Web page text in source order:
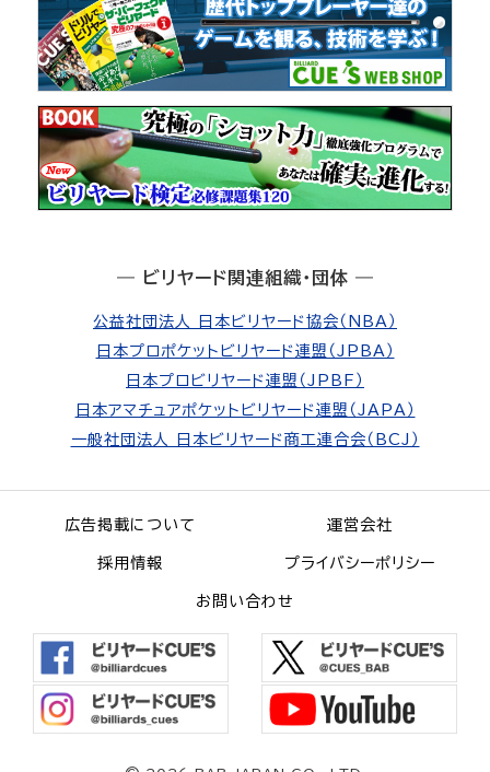
― ビリヤード関連組織・団体 ―
公益社団法人 日本ビリヤード協会（NBA）
日本プロポケットビリヤード連盟（JPBA）
日本プロビリヤード連盟（JPBF）
日本アマチュアポケットビリヤード連盟（JAPA）
一般社団法人 日本ビリヤード商工連合会（BCJ）
広告掲載について 運営会社
採用情報 プライバシーポリシー
お問い合わせ